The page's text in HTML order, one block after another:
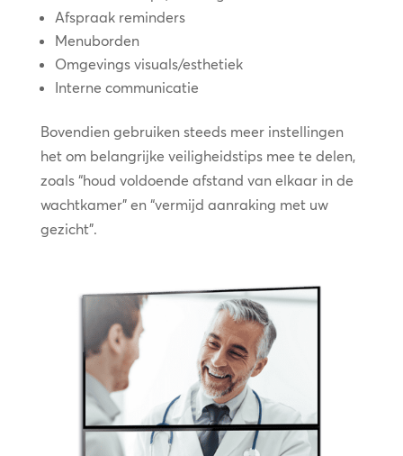
Afspraak reminders
Menuborden
Omgevings visuals/esthetiek
Interne communicatie
Bovendien gebruiken steeds meer instellingen
het om belangrijke veiligheidstips mee te delen,
zoals “houd voldoende afstand van elkaar in de
wachtkamer” en “vermijd aanraking met uw
gezicht”.